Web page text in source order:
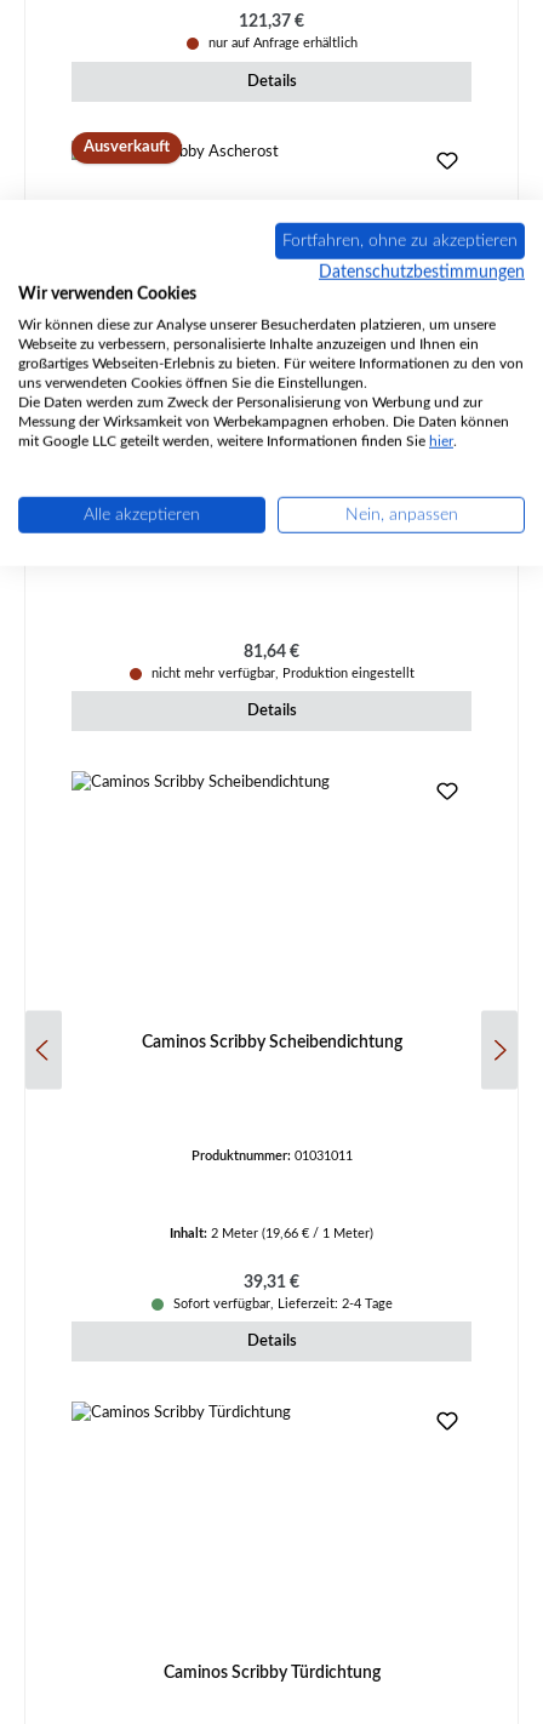
Regulärer Preis:
121,37 €
nur auf Anfrage erhältlich
Details
Ausverkauft
Caminos Scribby Ascherost
Produktnummer:
Regulärer Preis:
81,64 €
nicht mehr verfügbar, Produktion eingestellt
Details
Caminos Scribby Scheibendichtung
Produktnummer: 01031011
Inhalt: 2 Meter (19,66 € / 1 Meter)
Regulärer Preis:
39,31 €
Sofort verfügbar, Lieferzeit: 2-4 Tage
Details
Caminos Scribby Türdichtung
Fortfahren, ohne zu akzeptieren
Datenschutzbestimmungen
Wir verwenden Cookies
Wir können diese zur Analyse unserer Besucherdaten platzieren, um unsere
Webseite zu verbessern, personalisierte Inhalte anzuzeigen und Ihnen ein
großartiges Webseiten-Erlebnis zu bieten. Für weitere Informationen zu den von
uns verwendeten Cookies öffnen Sie die Einstellungen.
Die Daten werden zum Zweck der Personalisierung von Werbung und zur
Messung der Wirksamkeit von Werbekampagnen erhoben. Die Daten können
mit Google LLC geteilt werden, weitere Informationen finden Sie hier.
Alle akzeptieren Nein, anpassen